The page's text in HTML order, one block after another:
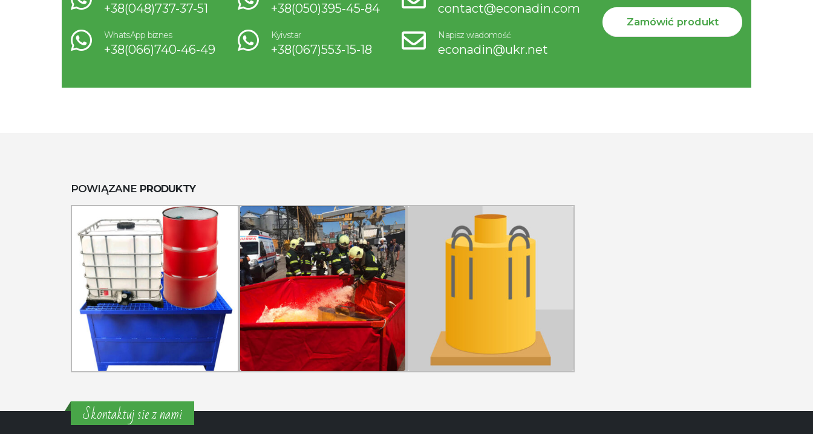
+38(048)737-37-51
WhatsApp biznes
+38(066)740-46-49
+38(050)395-45-84
Kyivstar
+38(067)553-15-18
contact@econadin.com
Napisz wiadomość
econadin@ukr.net
Zamówić produkt
POWIĄZANE PRODUKTY
Skontaktuj sie z nami